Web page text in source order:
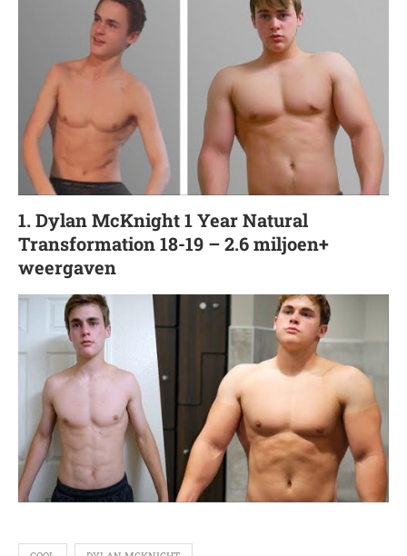
1. Dylan McKnight 1 Year Natural
Transformation 18-19 – 2.6 miljoen+
weergaven